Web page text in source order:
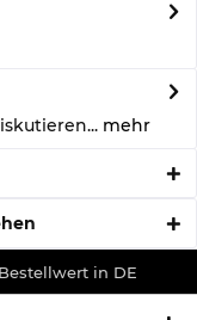
mehr
in DE